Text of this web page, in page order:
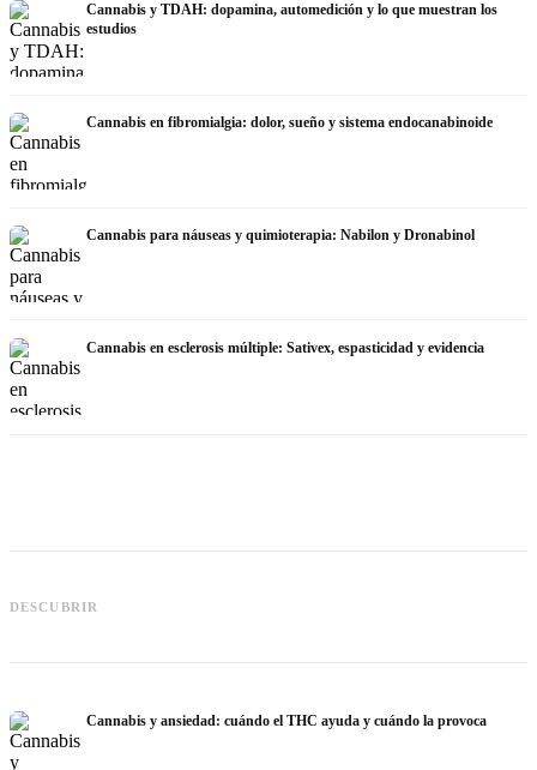
Cannabis y TDAH: dopamina, automedición y lo que muestran los
estudios
Cannabis en fibromialgia: dolor, sueño y sistema endocanabinoide
Cannabis para náuseas y quimioterapia: Nabilon y Dronabinol
Cannabis en esclerosis múltiple: Sativex, espasticidad y evidencia
DESCUBRIR
y el estado actual de la investigación
Cannabis y ansiedad: cuándo el THC ayuda y cuándo la provoca